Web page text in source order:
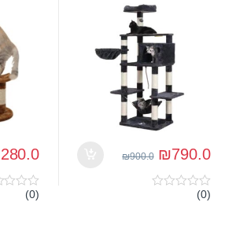
₪790.0
₪900.0
0
(0)
280.0
0(0)